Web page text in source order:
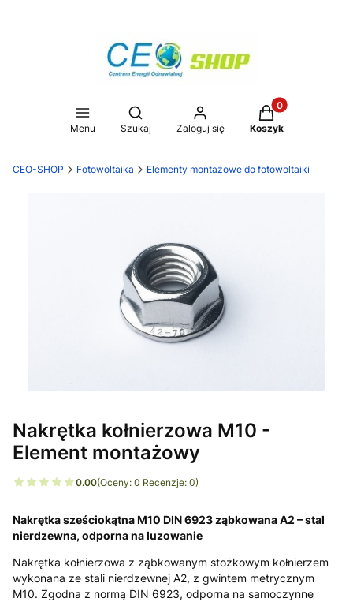
Menu
Otwórz wyszukiwarkę
Szukaj Zaloguj się
Produkty w
Koszyk
CEO-SHOP Fotowoltaika Elementy montażowe do fotowoltaiki
Nakrętka kołnierzowa M10 -
Element montażowy
0.00(Oceny: 0 Recenzje: 0)
Nakrętka sześciokątna M10 DIN 6923 ząbkowana A2 – stal
nierdzewna, odporna na luzowanie
Nakrętka kołnierzowa z ząbkowanym stożkowym kołnierzem
wykonana ze stali nierdzewnej A2, z gwintem metrycznym
M10. Zgodna z normą DIN 6923, odporna na samoczynne